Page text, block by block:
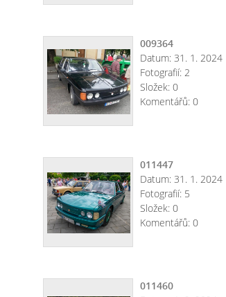
009364
Datum: 31. 1. 2024
Fotografií: 2
Složek: 0
Komentářů: 0
011447
Datum: 31. 1. 2024
Fotografií: 5
Složek: 0
Komentářů: 0
011460